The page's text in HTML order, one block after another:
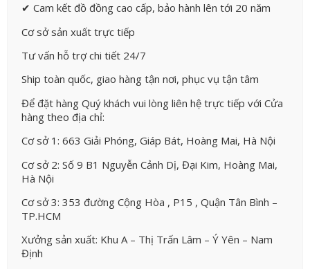
✔ Cam kết đồ đồng cao cấp, bảo hành lên tới 20 năm
Cơ sở sản xuất trực tiếp
Tư vấn hỗ trợ chi tiết 24/7
Ship toàn quốc, giao hàng tận nơi, phục vụ tận tâm
Để đặt hàng Quý khách vui lòng liên hệ trực tiếp với Cửa
hàng theo địa chỉ:
Cơ sở 1: 663 Giải Phóng, Giáp Bát, Hoàng Mai, Hà Nội
Cơ sở 2: Số 9 B1 Nguyễn Cảnh Dị, Đại Kim, Hoàng Mai,
Hà Nội
Cơ sở 3: 353 đường Cộng Hòa , P15 , Quận Tân Bình –
TP.HCM
Xưởng sản xuất: Khu A – Thị Trấn Lâm – Ý Yên – Nam
Định